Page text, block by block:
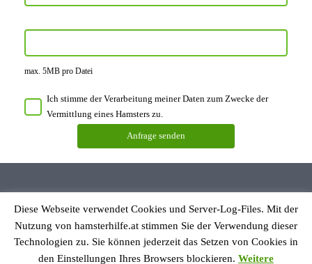
max. 5MB pro Datei
Ich stimme der Verarbeitung meiner Daten zum Zwecke der
Vermittlung eines Hamsters zu.
Diese Webseite verwendet Cookies und Server-Log-Files. Mit der
Nutzung von hamsterhilfe.at stimmen Sie der Verwendung dieser
Technologien zu. Sie können jederzeit das Setzen von Cookies in
den Einstellungen Ihres Browsers blockieren. Weitere